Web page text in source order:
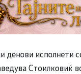
денови исполнети
Стоилковиќ